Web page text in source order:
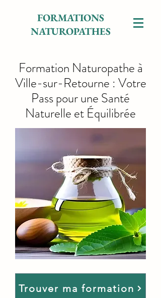
FORMATIONS
NATUROPATHES
Formation Naturopathe à
Ville-sur-Retourne : Votre
Pass pour une Santé
Naturelle et Équilibrée
Trouver ma formation